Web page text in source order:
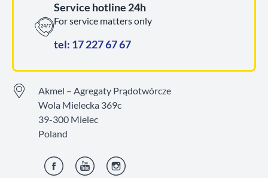
Service hotline 24h
For service matters only
tel: 17 227 67 67
Akmel – Agregaty Prądotwórcze
Wola Mielecka 369c
39-300 Mielec
Poland